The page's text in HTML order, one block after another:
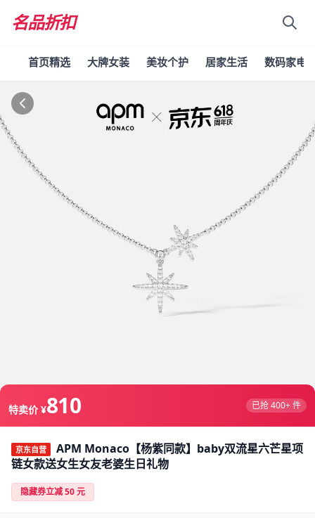
名品折扣
首页精选 大牌女装 美妆个护 居家生活 数码家电
特卖价 ¥810 已抢 400+ 件
京东自营
APM Monaco【杨紫同款】baby双流星六芒星项
链女款送女生女友老婆生日礼物
隐藏券立减 50 元